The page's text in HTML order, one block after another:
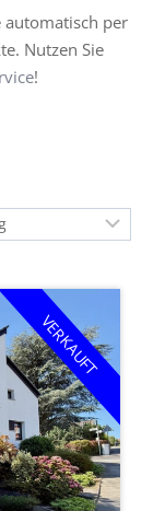
per
Nutzen Sie
!
VERKAUFT